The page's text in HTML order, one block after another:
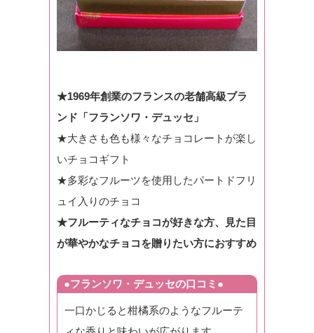
★1969年創業のフランスの老舗高級ブラ
ンド「フランソワ・デュッセ」
★大きさも色も様々なチョコレートが楽し
いチョコギフト
★多彩なフルーツを使用したパートドフリ
ュイ入りのチョコ
★フルーティなチョコが好きな方、見た目
が華やかなチョコを贈りたい方におすすめ
●フランソワ・デュッセの口コミ●
一口かじると柑橘系のようなフルーテ